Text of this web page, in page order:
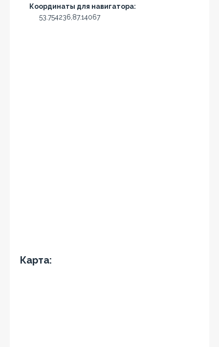
Координаты для навигатора:
53.754236,87.14067
Карта: